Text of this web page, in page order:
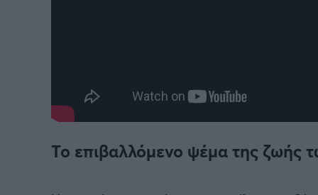
Το επιβαλλόμενο ψέμα της ζωής